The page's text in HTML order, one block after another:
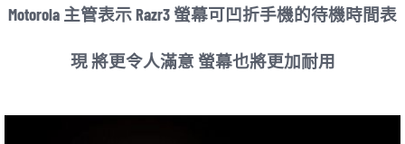
線上商城
Motorola 主管表示 Razr3 螢幕可凹折手機的待機時間表
現 將更令人滿意 螢幕也將更加耐用